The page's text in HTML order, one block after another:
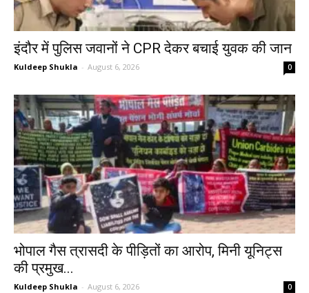
इंदौर में पुलिस जवानों ने CPR देकर बचाई युवक की जान
Kuldeep Shukla - August 6, 2026 0
भोपाल गैस त्रासदी के पीड़ितों का आरोप, मिनी यूनिट्स
की प्रमुख...
Kuldeep Shukla - August 6, 2026 0